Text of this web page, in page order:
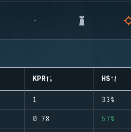
KPR HS
1 33%
0.78 57%